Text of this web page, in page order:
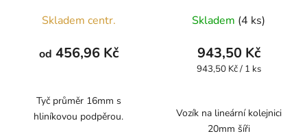
hodnocení
produktu
je
z
5
Skladem centr.
od 456,96 Kč
Tyč průměr 16mm s
hliníkovou podpěrou.
Skladem (4 ks)
943,50 Kč
Měrná
943,50 Kč / 1 ks
Vozík na lineární kolejnici
20mm šíři